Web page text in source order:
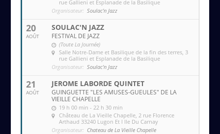
rue Gallieni et Esplanade de la Basilique
Organisateur: Soulac'n Jazz
20
AOÛT
SOULAC'N JAZZ
FESTIVAL DE JAZZ
(Toute La Journée)
Salle Notre-Dame et Basilique de la fin des terres , 3
rue Gallieni et Esplanade de la Basilique
Organisateur: Soulac'n Jazz
21
AOÛT
JEROME LABORDE QUINTET
GUINGUETTE "LES AMUSES-GUEULES" DE LA
VIEILLE CHAPELLE
19 h 00 min - 22 h 30 min
Château de La Vieille Chapelle , 2 rue Florence
Arthaud 33240 Lugon Et l Ile Du Carnay
Organisateur: Chateau de La Vieille Chapelle